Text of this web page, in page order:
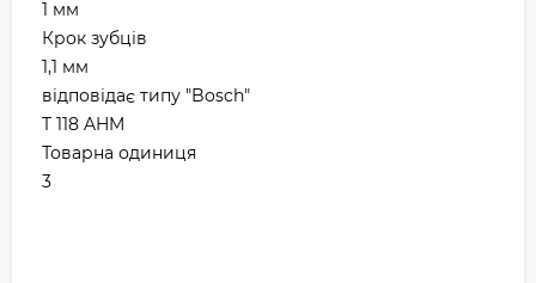
1 мм
Крок зубців
1,1 мм
відповідає типу "Bosch"
T 118 AHM
Товарна одиниця
3